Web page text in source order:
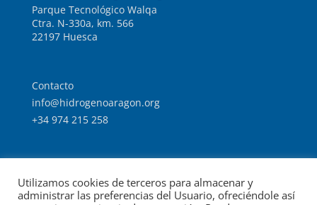
Parque Tecnológico Walqa
Ctra. N-330a, km. 566
22197 Huesca
Contacto
info@hidrogenoaragon.org
+34 974 215 258
Intranet
Utilizamos cookies de terceros para almacenar y
administrar las preferencias del Usuario, ofreciéndole así